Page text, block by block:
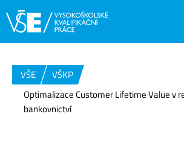
VŠE
VŠKP
Optimalizace Customer Lifetime Value v
bankovnictví